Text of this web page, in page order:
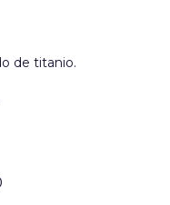
de titanio.